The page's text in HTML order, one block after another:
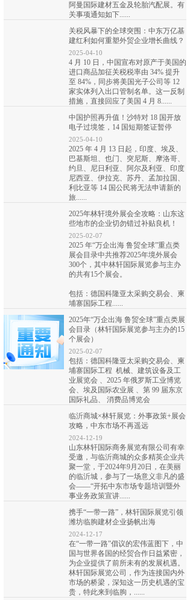
阿曼国际建材五金及轮胎汽配展。有
关事项通知如下......
关税风暴下的全球突围：中东万亿基
建红利如何重塑外贸企业增长曲线？
2025-04-10
4 月 10 日，中国宣布对原产于美国的
进口商品加征关税税率由 34% 提升
至 84%，同步将美国光子公司等 12
家实体列入出口管制名单。这一反制
措施，直接回应了美国 4 月 8......
中国护照再升值！沙特对 18 国开放
电子过境签，14 国短期签证暂停
2025-04-10
2025 年 4 月 13 日起，印度、埃及、
巴基斯坦、也门、突尼斯、摩洛哥、
约旦、尼日利亚、阿尔及利亚、印度
尼西亚、伊拉克、苏丹、孟加拉国、
利比亚等 14 国公民将无法申请新的
旅......
2025年林轩境外展会全攻略：山东这
些地市的企业切勿错过补贴良机！
2025-02-07
2025 年“万企出海 鲁贸全球”重点类
展会目录中共推荐2025年境外展会
300个，其中林轩国际展览参与主办
的共有15个展会。
包括：德国科隆亚太采购交易会、柬
埔寨国际工程......
2025年“万企出海 鲁贸全球”重点类展
会目录（林轩国际展览参与主办的15
个展会）
2025-02-07
包括：德国科隆亚太采购交易会、柬
埔寨国际工程 机械、建筑设备及工
业展览会 、2025 年俄罗斯工业博览
会、埃及国际农业展 、第 99 届东京
国际礼品、 消费品博览会
临沂商城×林轩展览：外事政策+展会
攻略，中东市场不再遥远
2024-12-19
山东林轩国际商务展览有限公司有幸
受邀，与临沂商城的众多精英企业共
聚一堂，于2024年9月20日，在美丽
的临沂城，参与了一场意义非凡的盛
会——“开拓中东市场专题培训暨外
事业务政策宣讲......
携手“一带一路”，林轩国际展览引领
潍坊临朐建材企业扬帆出海
2024-12-17
在“一带一路”倡议的宏伟蓝图下，中
国与世界各国的经贸合作日益紧密，
为企业提供了前所未有的发展机遇。
林轩国际展览公司，作为连接国内外
市场的桥梁，深知这一历史机遇的宝
贵，特此来到临朐，......